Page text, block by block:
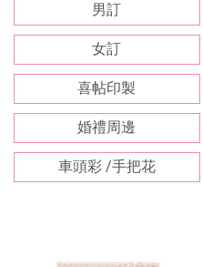
男訂
女訂
喜帖印製
婚禮周邊
車頭彩 /手把花